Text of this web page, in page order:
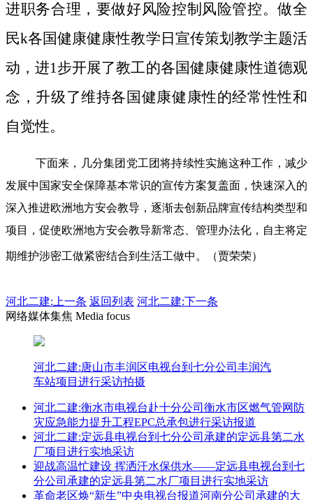
进职务合理，要做好风险控制风险管控。做全
民k各国健康健康性教学日宣传策划教学主题活
动，进1步开展了教工的各国健康健康性道德观
念，升级了维持各国健康健康性的经常性性和
自觉性。
下面来，几分集团党工团将持续性实施这种工作，减少
发展中国家安全保障基本常识的宣传方案复盖面，快速深入的
深入推进欧洲地方安会教导，逐渐去创新品牌宣传结构类型和
项目，促使欧洲地方安会教导新常态、管理办法化，自主将定
期维护涉密工做紧密结合到生活工做中。（贾荣荣）
河北二建: 上一条 返回列表 河北二建:下一条
网络媒体集焦 Media focus
河北二建:唐山市丰润区电视台到七分公司丰润汽
车站项目进行采访拍摄
河北二建:衡水市电视台赴十分公司衡水市区燃气管网防
灾应急能力提升工程EPC总承包进行采访报道
河北二建:定远县电视台到七分公司承建的定远县第二水
厂项目进行实地采访
迎战高温忙建设 挥洒汗水保供水——定远县电视台到七
分公司承建的定远县第二水厂项目进行实地采访
革命老区焕“新生”中央电视台报道河南分公司承建的大